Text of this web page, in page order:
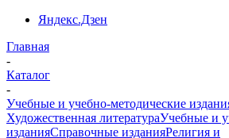
Яндекс.Дзен
Главная
-
Каталог
-
Учебные и учебно-методические
Художественная литератураУчебные и
изданияСправочные изданияРелигия и